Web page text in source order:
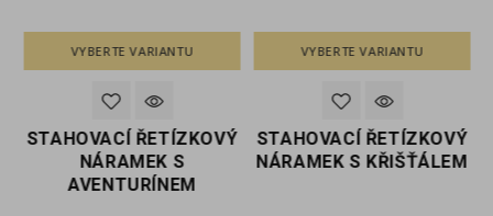
VYBERTE VARIANTU
STAHOVACÍ ŘETÍZKOVÝ
NÁRAMEK S
AVENTURÍNEM
VYBERTE VARIANTU
STAHOVACÍ ŘETÍZKOVÝ
NÁRAMEK S KŘIŠŤÁLEM